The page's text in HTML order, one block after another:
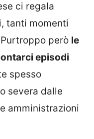
ci regala
tanti momenti
però le
episodi
spesso
severa dalle
amministrazioni